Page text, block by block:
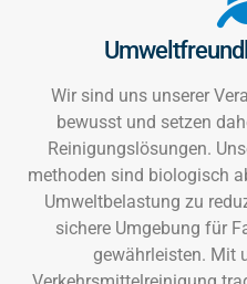
Wir sind uns unserer
bewusst und setzen
Reinigungslösungen.
methoden sind biologisch
Umweltbelastung zu
sichere Umgebung für
gewährleisten. Mit